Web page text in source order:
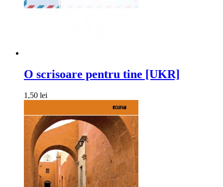
O scrisoare pentru tine [UKR]
1,50 lei